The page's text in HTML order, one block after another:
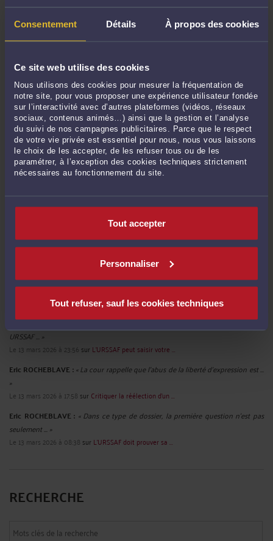
Consentement Détails À propos des cookies
Ce site web utilise des cookies
Nous utilisons des cookies pour mesurer la fréquentation de
notre site, pour vous proposer une expérience utilisateur fondée
sur l’interactivité avec d’autres plateformes (vidéos, réseaux
sociaux, contenus animés…) ainsi que la gestion et l’analyse
du suivi de nos campagnes publicitaires. Parce que le respect
de votre vie privée est essentiel pour nous, nous vous laissons
le choix de les accepter, de les refuser tous ou de les
paramétrer, à l’exception des cookies techniques strictement
nécessaires au fonctionnement du site.
Tout accepter
Personnaliser
Tout refuser, sauf les cookies techniques
Vos justificatifs URSSAF ont une date de péremption. Passé la période
contradictoire, certains ne franchissent plus la porte du tribunal.-Le 21 juil.
L'URSSAF réclame le redressement judiciaire d'une entreprise sur un passif
de 535 303 €. Le passif réellement exigible n'est que de 36 333 €.-Le 15 juil.
2026 à 14:48
Voir toutes ses publications
Derniers commentaires
PATOCHE63 :« Excellente analyse et je vous en remercie. »
Le 15 juin 2026 à 08:49surTravail dissimulé Un « revirement ...
« faute de l urssaf . condanation urssaf ce qui equivaut a une condanation
... »
JEANDERÉ :
« Dans une affaire similaire, me concernant personnellement,
l'URSSAF ... »
Le 23 mars 2026 à 10:16surL'URSSAF se désiste. Pas souvent. ...
Bébé : « Si lemployeur se trompe en déclarant une fiche de paie es-ce que
URSSAF ... »
Le 13 mars 2026 à 23:56 sur L’URSSAF peut saisir votre ...
Eric ROCHEBLAVE : « La cour rappelle que l'abus de la liberté d'expression est ...
»
Le 13 mars 2026 à 17:58 sur Critiquer la réélection d’un ...
Eric ROCHEBLAVE : « Dans ce type de dossier, la première question n’est pas
seulement ... »
Le 13 mars 2026 à 08:38 sur L’URSSAF doit prouver sa ...
RECHERCHE